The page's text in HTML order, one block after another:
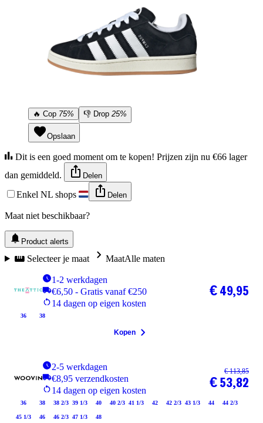
🔥 Cop 75% 👎 Drop 25%
Opslaan
Dit is een goed moment om te kopen! Prijzen zijn nu €66 lager
dan gemiddeld.
Delen
Enkel NL shops Delen
Maat niet beschikbaar?
Product alerts
Selecteer je maat MaatAlle maten
1-2 werkdagen
€6,50 - Gratis vanaf €250
14 dagen op eigen kosten
36 38
€ 49,95
Kopen
2-5 werkdagen
€8,95 verzendkosten
14 dagen op eigen kosten
36 38 38 2/3 39 1/3 40 40 2/3 41 1/3 42 42 2/3 43 1/3 44 44 2/3
45 1/3 46 46 2/3 47 1/3 48
€ 113,85
€ 53,82